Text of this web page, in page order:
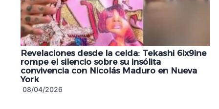
Revelaciones desde la celda: Tekashi 6ix9ine
rompe el silencio sobre su insólita
convivencia con Nicolás Maduro en Nueva
York
08/04/2026